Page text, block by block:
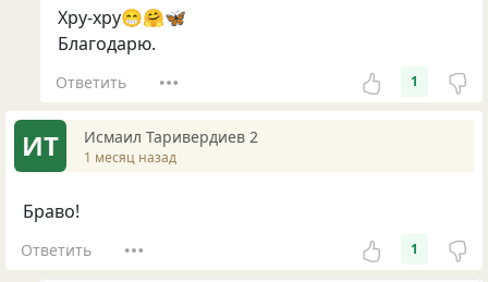
Хру-хру😁🤗🦋
Благодарю.
Ответить 1
ИТ Исмаил Таривердиев 2
1 месяц назад
Браво!
Ответить 1